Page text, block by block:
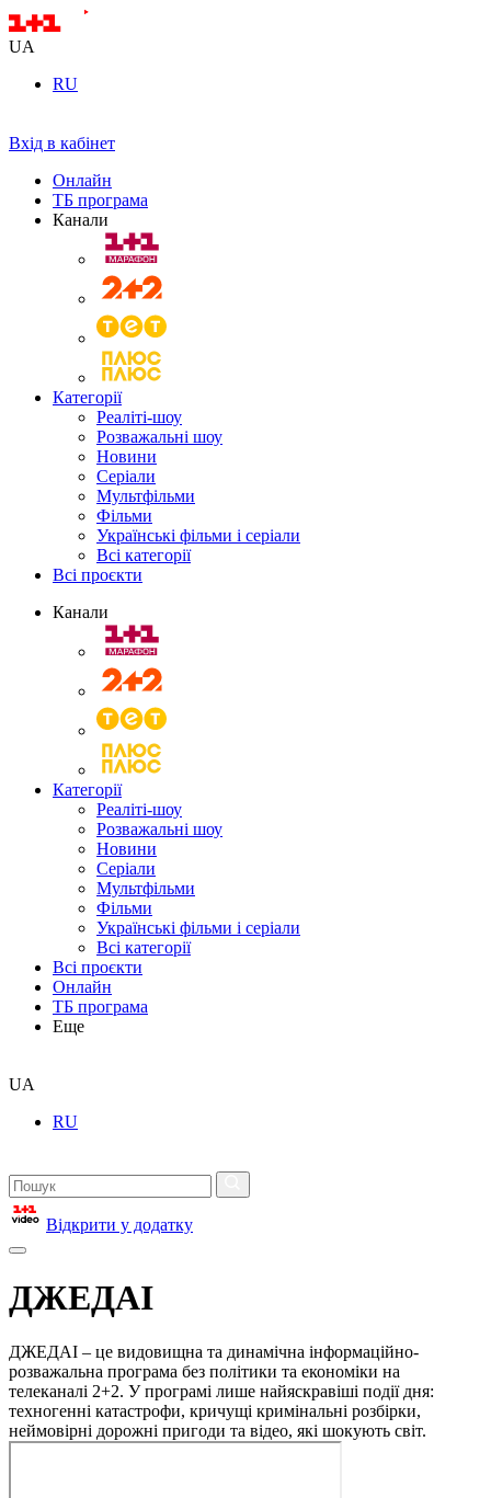
UA
RU
Вхід в кабінет
Онлайн
ТБ програма
Канали
Категорії
Реаліті-шоу
Розважальні шоу
Новини
Серіали
Мультфільми
Фільми
Українські фільми і серіали
Всі категорії
Всі проєкти
Канали
Категорії
Реаліті-шоу
Розважальні шоу
Новини
Серіали
Мультфільми
Фільми
Українські фільми і серіали
Всі категорії
Всі проєкти
Онлайн
ТБ програма
Еще
UA
RU
Відкрити у додатку
ДЖЕДАІ
ДЖЕДАІ – це видовищна та динамічна інформаційно-
розважальна програма без політики та економіки на
телеканалі 2+2. У програмі лише найяскравіші події дня:
техногенні катастрофи, кричущі кримінальні розбірки,
неймовірні дорожні пригоди та відео, які шокують світ.